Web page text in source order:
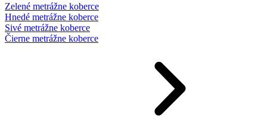
Zelené metrážne koberce
Hnedé metrážne koberce
Sivé metrážne koberce
Čierne metrážne koberce